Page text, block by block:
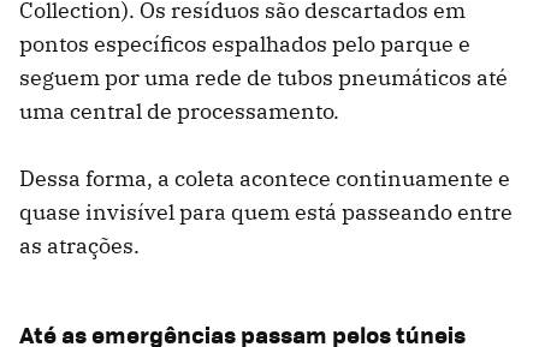
Collection). Os resíduos são descartados em
pontos específicos espalhados pelo parque e
seguem por uma rede de tubos pneumáticos até
uma central de processamento.
Dessa forma, a coleta acontece continuamente e
quase invisível para quem está passeando entre
as atrações.
Até as emergências passam pelos túneis